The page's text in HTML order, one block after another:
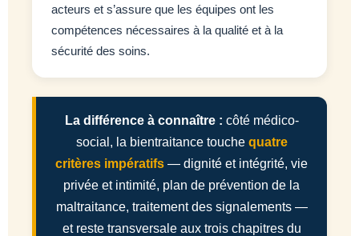
acteurs et s’assure que les équipes ont les
compétences nécessaires à la qualité et à la
sécurité des soins.
La différence à connaître : côté médico-
social, la bientraitance touche quatre
critères impératifs — dignité et intégrité, vie
privée et intimité, plan de prévention de la
maltraitance, traitement des signalements —
et reste transversale aux trois chapitres du